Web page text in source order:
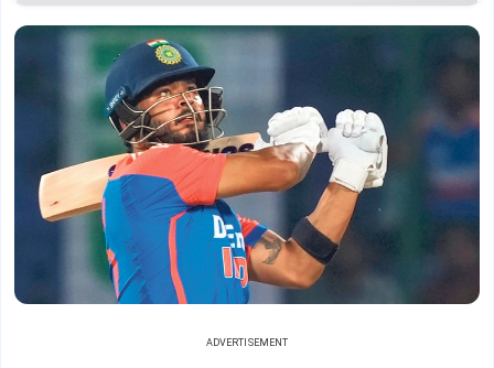
ADVERTISEMENT